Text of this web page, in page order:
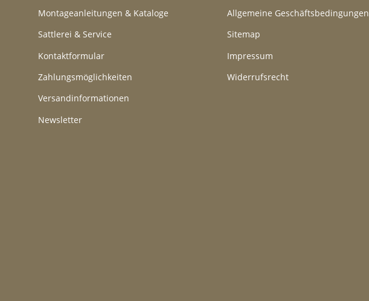
Montageanleitungen & Kataloge
Sattlerei & Service
Kontaktformular
Zahlungsmöglichkeiten
Versandinformationen
Newsletter
Allgemeine Geschäftsbedingungen
Sitemap
Impressum
Widerrufsrecht